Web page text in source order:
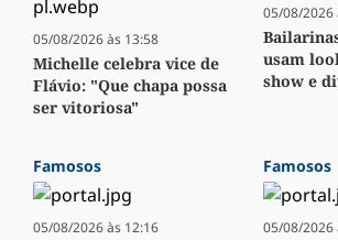
05/08/2026 às 13:58
Michelle celebra vice de
Flávio: "Que chapa possa
ser vitoriosa"
05/08/2026
usam
show e
Famosos
05/08/2026 às 12:16
Famosos
05/08/2026